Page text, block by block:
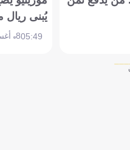
يُبنى ريال
05:498 أغسطس 2026